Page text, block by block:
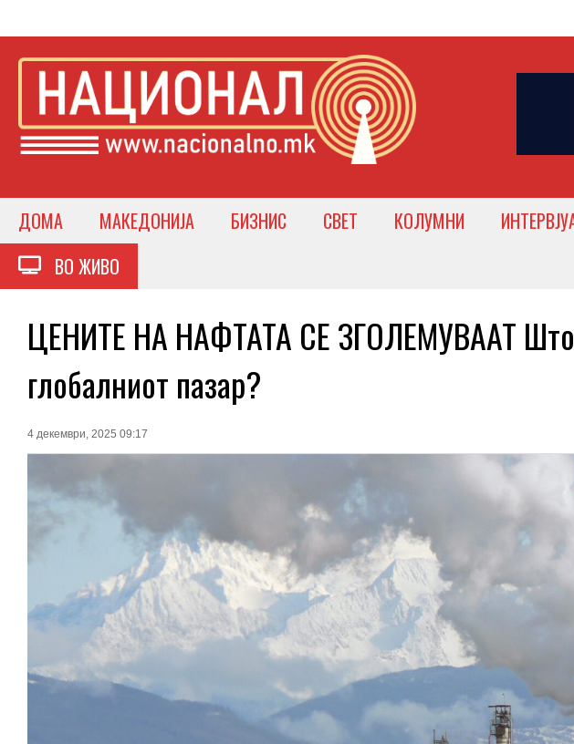
ДОМА МАКЕДОНИЈА БИЗНИС СВЕТ КОЛУМНИ
ВО ЖИВО
ЦЕНИТЕ НА НАФТАТА СЕ ЗГОЛЕМУВААТ Што
глобалниот пазар?
4 декември, 2025 09:17